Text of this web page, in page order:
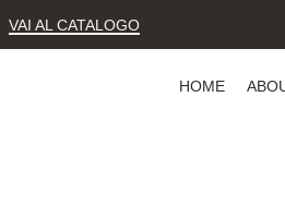
VAI AL CATALOGO
HOME